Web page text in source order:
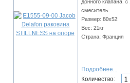
донного клапана.
смеситель.
Размер: 80х52
Вес: 21кг
Страна: Франция
Подробнее...
Количество: